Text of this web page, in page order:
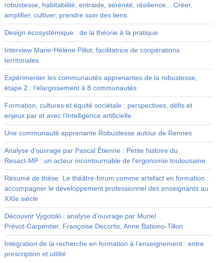
robustesse, habitabilité, entraide, sérénité, résilience... Créer,
amplifier, cultiver, prendre soin des liens.
Design écosystémique : de la théorie à la pratique
Interview Marie-Hélène Pillot, facilitatrice de coopérations
territoriales.
Expérimenter les communautés apprenantes de la robustesse,
étape 2 : l’élargissement à 8 communautés
Formation, cultures et équité sociétale : perspectives, défis et
enjeux par et avec l’Intelligence artificielle
Une communauté apprenante Robustesse autour de Rennes
Analyse d’ouvrage par Pascal Étienne : Petite histoire du
Resact‑MP : un acteur incontournable de l’ergonomie toulousaine.
Résumé de thèse. Le théâtre-forum comme artefact en formation :
accompagner le développement professionnel des enseignants au
XXIe siècle
Découvrir Vygotski : analyse d’ouvrage par Muriel
Prévot‑Carpentier, Françoise Decortis, Anne Bationo‑Tillon
Intégration de la recherche en formation à l’enseignement : entre
prescription et utilité